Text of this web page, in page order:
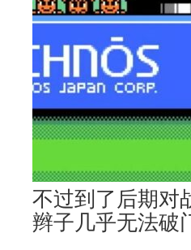
不过到了后期对
辫子几乎无法破